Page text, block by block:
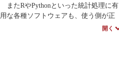
ンド（POD）書籍は、各書店の店舗で
もご注文いただけます。受注生産とな
りますので、お届けまでに10日～14日
またRやPythonといった統計処理に有
用な各種ソフトウェアも、使う側が正
しい解釈をできなければ誤った結果を
開く